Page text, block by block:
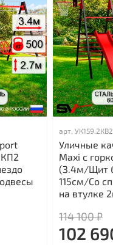
арт. УК159.2КВ2
Уличные
Maxi с
(3.4м/Щит
115см/Со
на втулке
114 100 ₽
102